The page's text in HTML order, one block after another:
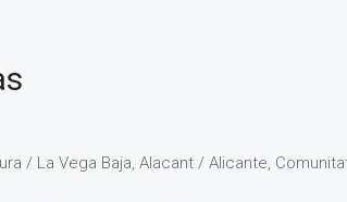
/ La Vega Baja, Alacant / Alicante,